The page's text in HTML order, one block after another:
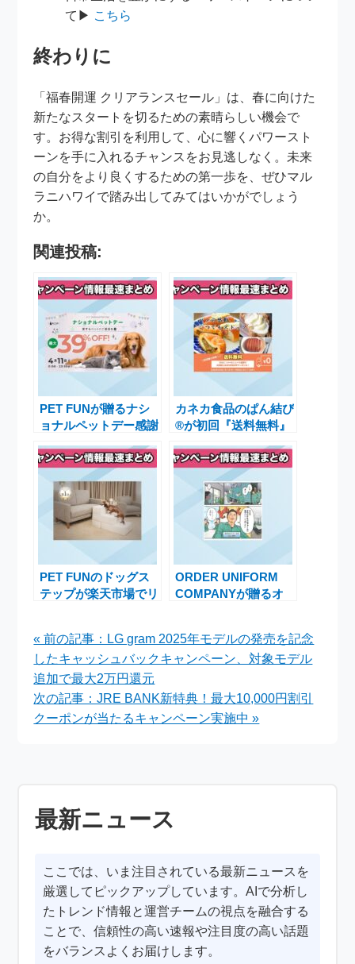
て▶ こちら
終わりに
「福春開運 クリアランスセール」は、春に向けた
新たなスタートを切るための素晴らしい機会で
す。お得な割引を利用して、心に響くパワースト
ーンを手に入れるチャンスをお見逃しなく。未来
の自分をより良くするための第一歩を、ぜひマル
ラニハワイで踏み出してみてはいかがでしょう
か。
関連投稿:
PET FUNが贈るナシ
ョナルペットデー感謝
場限定クーポン配布中
で最大39％OFF
カネカ食品のぱん結び
®が初回『送料無料』
500円OFFクーポンも
付いて美味しさ満点の
冷凍パン体験をお届け
PET FUNのドッグス
テップが楽天市場でリ
担を軽減する必須アイ
テムの魅力とは
ORDER UNIFORM
COMPANYが贈るオ
「OUCマンガ」登場
« 前の記事：LG gram 2025年モデルの発売を記念
したキャッシュバックキャンペーン、対象モデル
追加で最大2万円還元
次の記事：JRE BANK新特典！最大10,000円割引
クーポンが当たるキャンペーン実施中 »
最新ニュース
ここでは、いま注目されている最新ニュースを
厳選してピックアップしています。AIで分析し
たトレンド情報と運営チームの視点を融合する
ことで、信頼性の高い速報や注目度の高い話題
をバランスよくお届けします。